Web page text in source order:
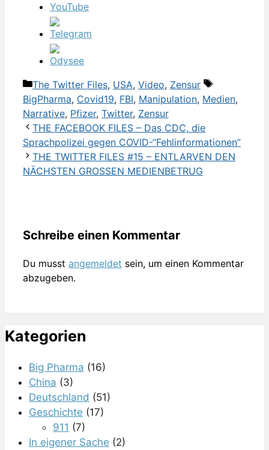
Kategorien
The Twitter Files, USA, Video, Zensur
BigPharma, Covid19, FBI, Manipulation, Medien,
Narrative, Pfizer, Twitter, Zensur
THE FACEBOOK FILES – Das CDC, die
Sprachpolizei gegen COVID-“Fehlinformationen”
THE TWITTER FILES #15 – ENTLARVEN DEN
NÄCHSTEN GROSSEN MEDIENBETRUG
Schreibe einen Kommentar
Du musst angemeldet sein, um einen Kommentar
abzugeben.
Kategorien
Big Pharma (16)
China (3)
Deutschland (51)
Geschichte (17)
911 (7)
In eigener Sache (2)